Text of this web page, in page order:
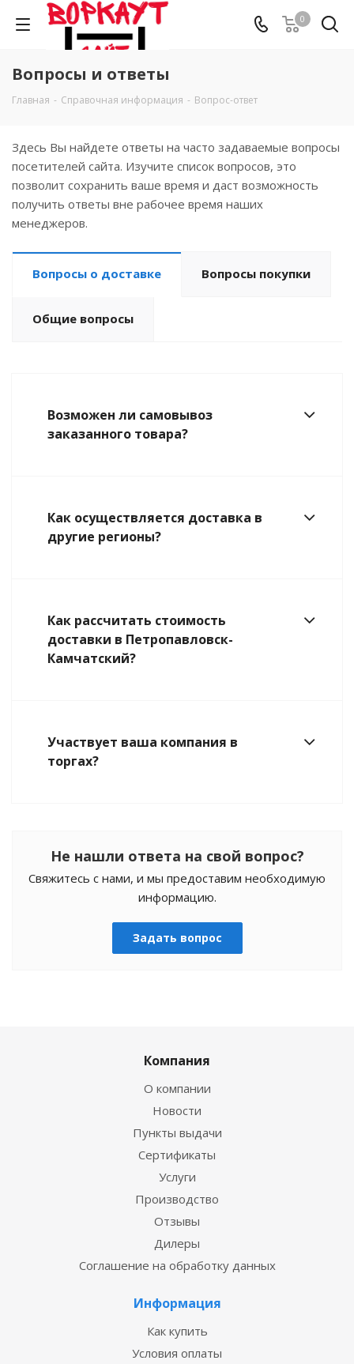
0
Вопросы и ответы
Главная - Справочная информация - Вопрос-ответ
Здесь Вы найдете ответы на часто задаваемые вопросы
посетителей сайта. Изучите список вопросов, это
позволит сохранить ваше время и даст возможность
получить ответы вне рабочее время наших
менеджеров.
Вопросы о доставке Вопросы покупки
Общие вопросы
Возможен ли самовывоз
заказанного товара?
Как осуществляется доставка в
другие регионы?
Как рассчитать стоимость
доставки в Петропавловск-
Камчатский?
Участвует ваша компания в
торгах?
Не нашли ответа на свой вопрос?
Свяжитесь с нами, и мы предоставим необходимую
информацию.
Задать вопрос
Компания
О компании
Новости
Пункты выдачи
Сертификаты
Услуги
Производство
Отзывы
Дилеры
Соглашение на обработку данных
Информация
Как купить
Условия оплаты